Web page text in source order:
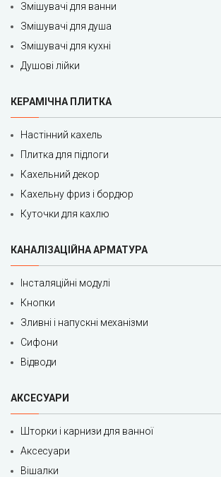
Змішувачі для ванни
Змішувачі для душа
Змішувачі для кухні
Душові лійки
КЕРАМІЧНА ПЛИТКА
Настінний кахель
Плитка для підлоги
Кахельний декор
Кахельну фриз і бордюр
Куточки для кахлю
КАНАЛІЗАЦІЙНА АРМАТУРА
Інсталяційні модулі
Кнопки
Зливні і напускні механізми
Сифони
Відводи
АКСЕСУАРИ
Шторки і карнизи для ванної
Аксесуари
Вішалки